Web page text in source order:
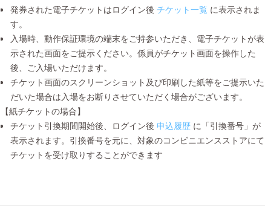
発券された電子チケットはログイン後 チケット一覧 に表示されま
す。
入場時、動作保証環境の端末をご持参いただき、電子チケットが表
示された画面をご提示ください。係員がチケット画面を操作した
後、ご入場いただけます。
チケット画面のスクリーンショット及び印刷した紙等をご提示いた
だいた場合は入場をお断りさせていただく場合がございます。
【紙チケットの場合】
チケット引換期間開始後、ログイン後 申込履歴 に「引換番号」が
表示されます。引換番号を元に、対象のコンビニエンスストアにて
チケットを受け取りすることができます